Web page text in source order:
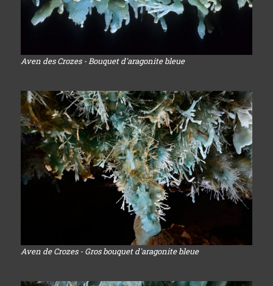
Aven des Crozes - Bouquet d'aragonite bleue
Aven de Crozes - Gros bouquet d'aragonite bleue